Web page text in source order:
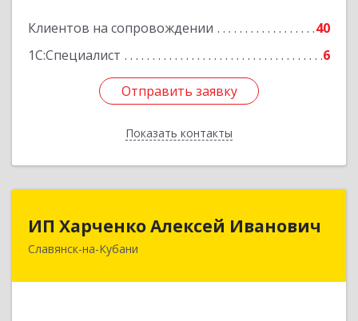
Клиентов на сопровождении
40
1С:Специалист
6
Отправить заявку
Показать контакты
Отправить заявку
Назад
ИП Харченко Алексей Иванович
Славянск-на-Кубани
ИП Харченко Алексей Иванович
353 579, Краснодарский край, ст.Петровская,